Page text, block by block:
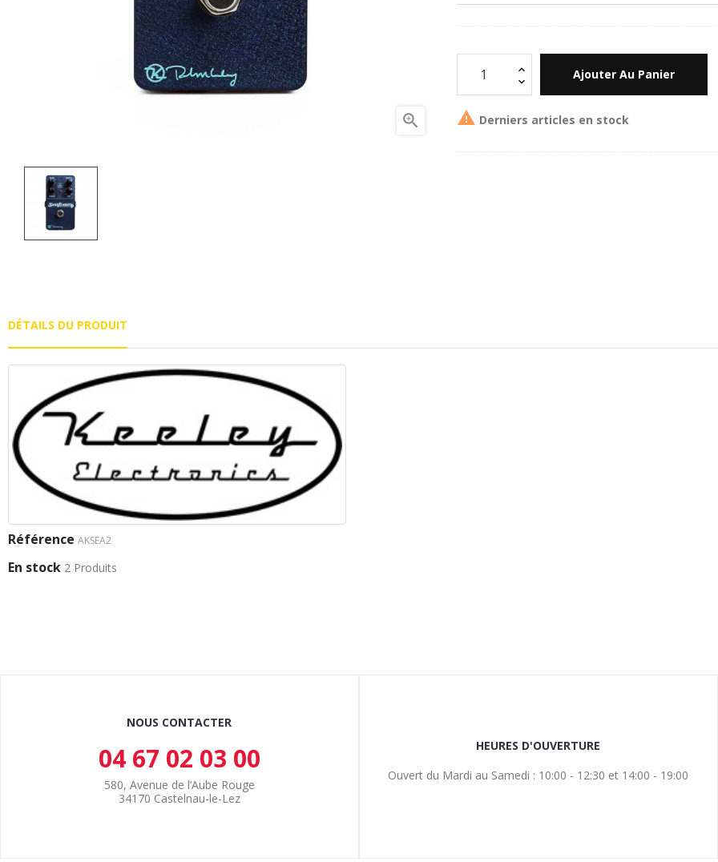

Ajouter Au Panier
 Derniers articles en stock
DÉTAILS DU PRODUIT
Référence AKSEA2
En stock 2 Produits
NOUS CONTACTER
04 67 02 03 00
580, Avenue de l’Aube Rouge
34170 Castelnau-le-Lez
HEURES D'OUVERTURE
Ouvert du Mardi au Samedi : 10:00 - 12:30 et 14:00 - 19:00